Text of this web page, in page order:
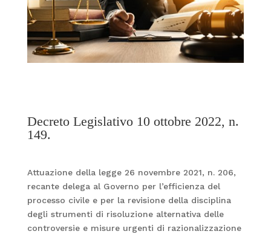
Decreto Legislativo 10 ottobre 2022, n.
149.
Attuazione della legge 26 novembre 2021, n. 206,
recante delega al Governo per l’efficienza del
processo civile e per la revisione della disciplina
degli strumenti di risoluzione alternativa delle
controversie e misure urgenti di razionalizzazione